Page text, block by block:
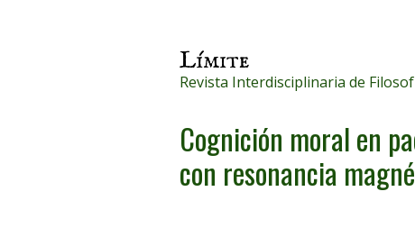
Revista Interdisciplinaria de
Cognición moral en
con resonancia